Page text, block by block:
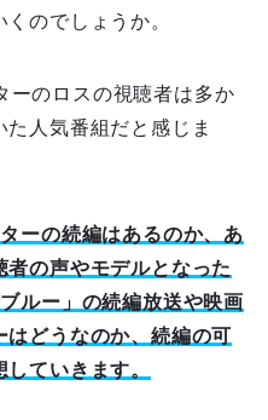
のでしょうか。
ーのロスの視聴者は多か
人気番組だと感じま
ーの続編はあるのか、あ
の声やモデルとなった
ルー」の続編放送や映画
どうなのか、続編の可
ていきます。